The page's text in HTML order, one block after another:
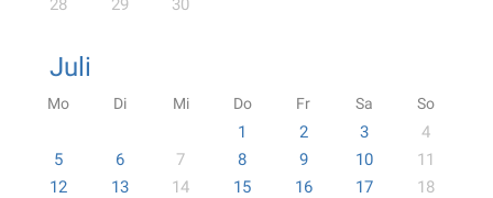
28
29 30
Juli
Mo Di Mi Do Fr Sa So
1 2 3
4
5
6 7 8 9 10
11
12
13 14 15 16 17
18